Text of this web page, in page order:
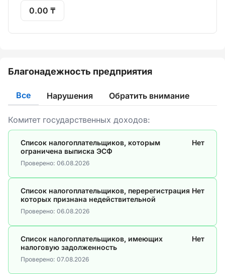
0.00 ₸
Благонадежность предприятия
Все Нарушения Обратить внимание
Комитет государственных доходов:
Список налогоплательщиков, которым
ограничена выписка ЭСФ
Нет
Проверено: 06.08.2026
Список налогоплательщиков, перерегистрация
которых признана недействительной
Нет
Проверено: 06.08.2026
Список налогоплательщиков, имеющих
налоговую задолженность
Нет
Проверено: 07.08.2026